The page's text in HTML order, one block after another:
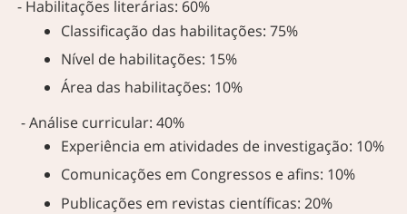
- Habilitações literárias: 60%
Classificação das habilitações: 75%
Nível de habilitações: 15%
Área das habilitações: 10%
- Análise curricular: 40%
Experiência em atividades de investigação: 10%
Comunicações em Congressos e afins: 10%
Publicações em revistas científicas: 20%